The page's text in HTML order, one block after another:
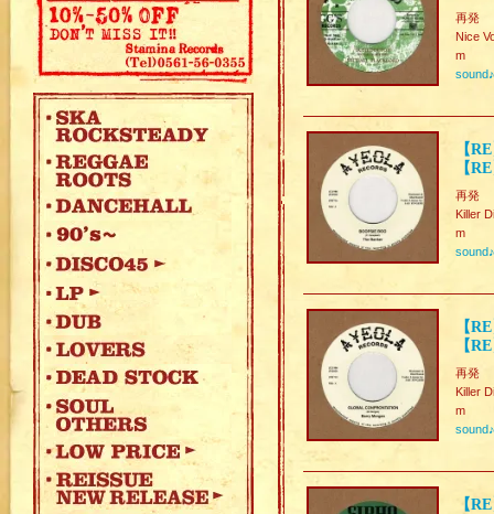
再発
Nice
m
sound♪
【
【
再発
Killer
m
sound♪
【
【
再発
Killer
m
sound♪
【